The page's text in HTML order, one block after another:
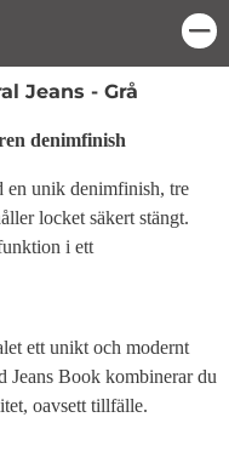
Jeans - Grå
denimfinish
en unik denimfinish, tre
locket säkert stängt.
i ett
ett unikt och modernt
Jeans Book kombinerar du
oavsett tillfälle.